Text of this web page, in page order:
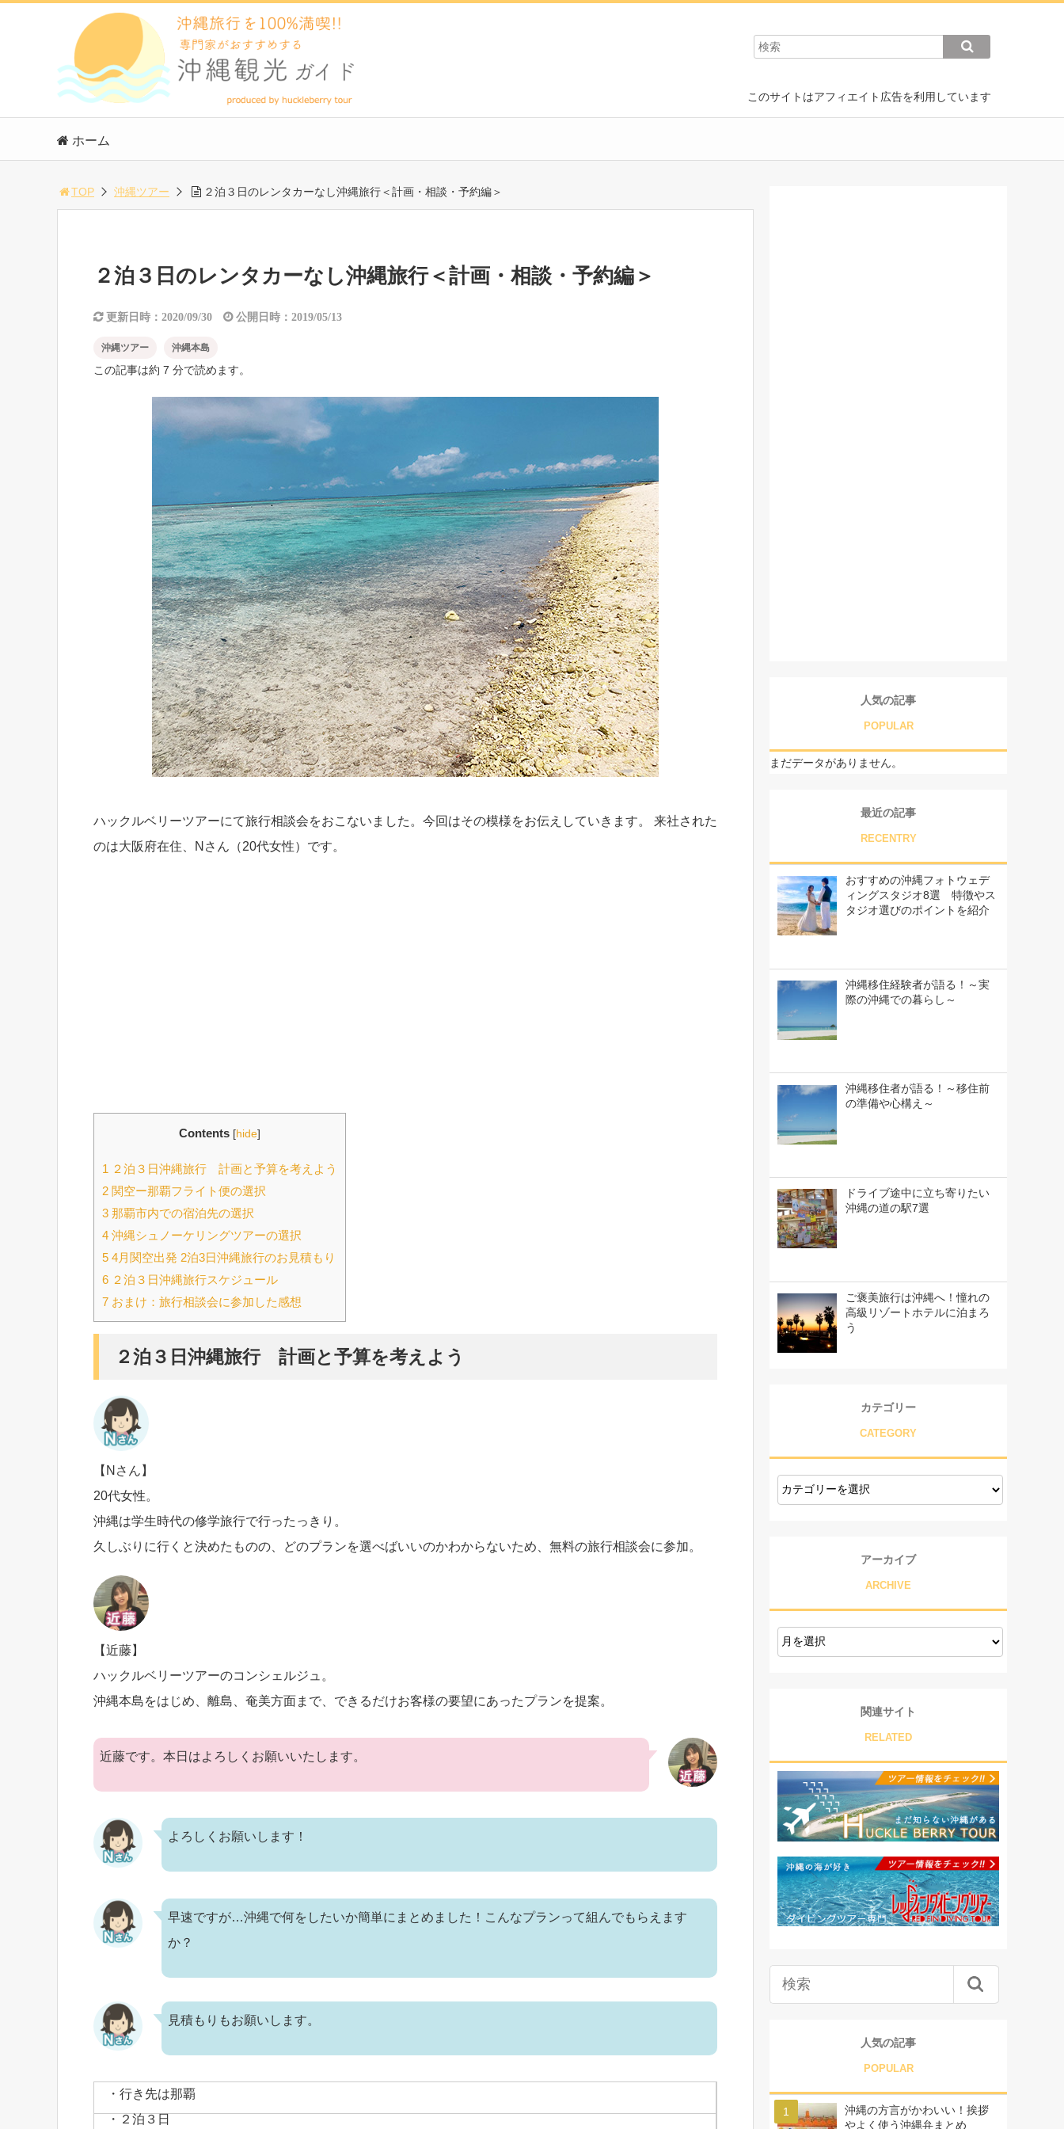
このサイトはアフィエイト広告を利用しています
ホーム
TOP 沖縄ツアー ２泊３日のレンタカーなし沖縄旅行＜計画・相談・予約編＞
２泊３日のレンタカーなし沖縄旅行＜計画・相談・予約編＞
更新日時：2020/09/30 公開日時：2019/05/13
沖縄ツアー 沖縄本島
この記事は約 7 分で読めます。
ハックルベリーツアーにて旅行相談会をおこないました。今回はその模様をお伝えしていきます。 来社された
のは大阪府在住、Nさん（20代女性）です。
Contents [hide]
1 ２泊３日沖縄旅行 計画と予算を考えよう
2 関空ー那覇フライト便の選択
3 那覇市内での宿泊先の選択
4 沖縄シュノーケリングツアーの選択
5 4月関空出発 2泊3日沖縄旅行のお見積もり
6 ２泊３日沖縄旅行スケジュール
7 おまけ：旅行相談会に参加した感想
２泊３日沖縄旅行 計画と予算を考えよう
【Nさん】
20代女性。
沖縄は学生時代の修学旅行で行ったっきり。
久しぶりに行くと決めたものの、どのプランを選べばいいのかわからないため、無料の旅行相談会に参加。
【近藤】
ハックルベリーツアーのコンシェルジュ。
沖縄本島をはじめ、離島、奄美方面まで、できるだけお客様の要望にあったプランを提案。
近藤です。本日はよろしくお願いいたします。
よろしくお願いします！
早速ですが…沖縄で何をしたいか簡単にまとめました！こんなプランって組んでもらえます
か？
見積もりもお願いします。
・行き先は那覇
・２泊３日
人気の記事
POPULAR
まだデータがありません。
最近の記事
RECENTRY
おすすめの沖縄フォトウェデ
ィングスタジオ8選 特徴やス
タジオ選びのポイントを紹介
沖縄移住経験者が語る！～実
際の沖縄での暮らし～
沖縄移住者が語る！～移住前
の準備や心構え～
ドライブ途中に立ち寄りたい
沖縄の道の駅7選
ご褒美旅行は沖縄へ！憧れの
高級リゾートホテルに泊まろ
う
カテゴリー
CATEGORY
アーカイブ
ARCHIVE
関連サイト
RELATED
人気の記事
POPULAR
沖縄の方言がかわいい！挨拶
やよく使う沖縄弁まとめ